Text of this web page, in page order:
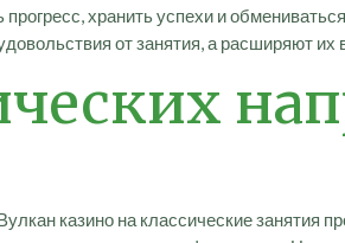
хранить успехи и
от занятия, а расширяют
казино на классические занятия